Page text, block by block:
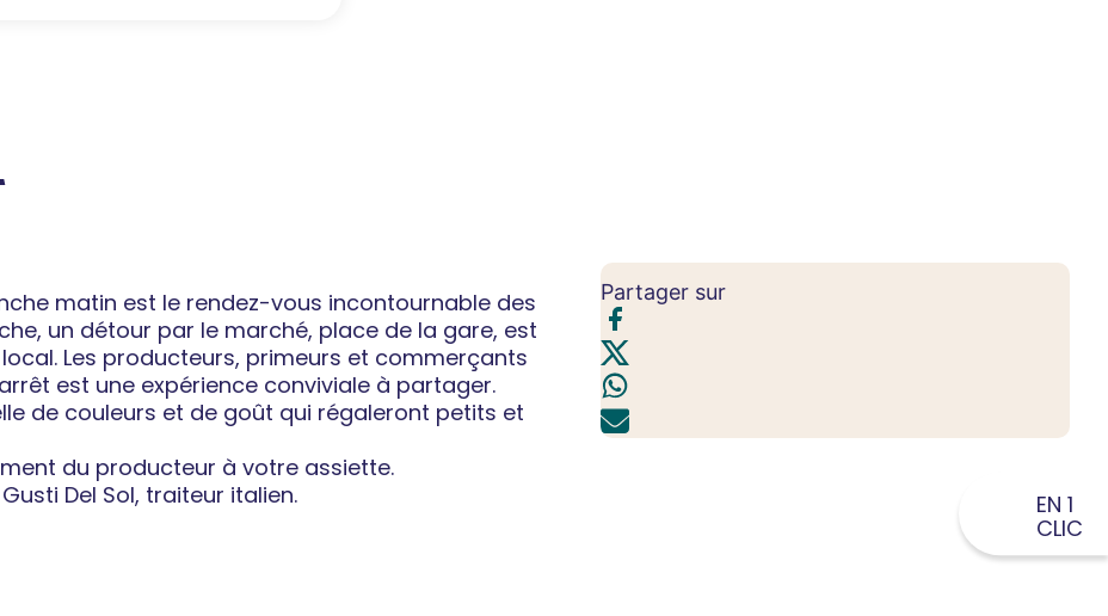
matin est le rendez-vous incontournable des
un détour par le marché, place de la gare, est
Les producteurs, primeurs et commerçants
est une expérience conviviale à partager.
de couleurs et de goût qui régaleront petits et
du producteur à votre assiette.
Del Sol, traiteur italien.
Partager sur
EN 1
CLIC